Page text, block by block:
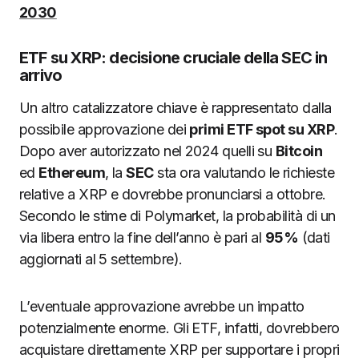
2030
ETF su XRP: decisione cruciale della SEC in
arrivo
Un altro catalizzatore chiave è rappresentato dalla
possibile approvazione dei primi ETF spot su XRP.
Dopo aver autorizzato nel 2024 quelli su Bitcoin
ed Ethereum, laSECsta ora valutando le richieste
relative a XRP e dovrebbe pronunciarsi a ottobre.
Secondo le stime di Polymarket, la probabilità di un
via libera entro la fine dell’anno è pari al 95% (dati
aggiornati al 5 settembre).
L’eventuale approvazione avrebbe un impatto
potenzialmente enorme. Gli ETF, infatti, dovrebbero
acquistare direttamente XRP per supportare i propri